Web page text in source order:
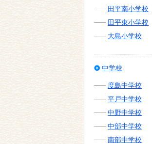
田平南小学校
田平東小学校
大島小学校
中学校
度島中学校
平戸中学校
中野中学校
中部中学校
南部中学校